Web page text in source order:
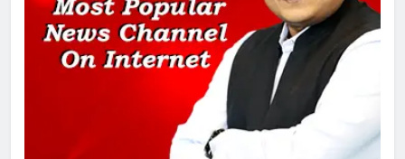
अमर शहीद ठाकुर रोशन सिंह के नाम पर
स्वरूप रानी नेहरू चिकित्सालय का
नामकरण करने की मांग को लेकर
अनिश्चितकालीन धरना शुरू
289 एकड़ भूमि पर विकसित होगा कार्बन-
फ्री डेटा सेंटर, हजारों उच्च-कुशल